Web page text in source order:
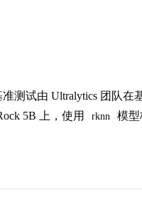
测试由 Ultralytics 团队在
5B 上，使用
rknn
模